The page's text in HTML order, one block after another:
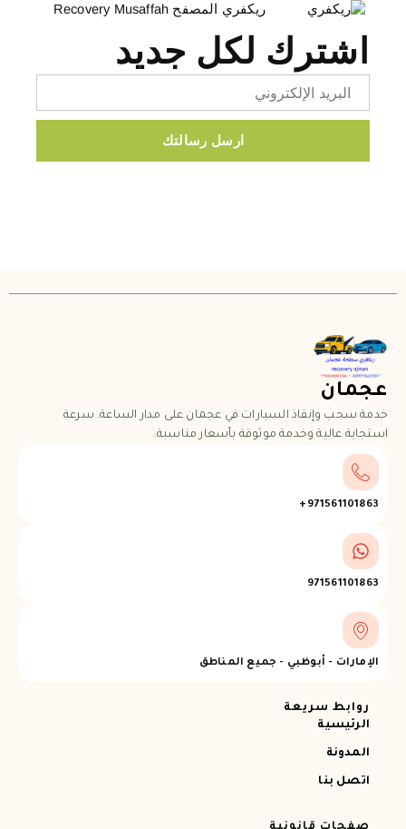
ريكفري المصفح Recovery Musaffah
اشترك لكل جديد
ارسل رسالتك
عجمان
خدمة سحب وإنقاذ السيارات في عجمان على مدار الساعة. سرعة
استجابة عالية وخدمة موثوقة بأسعار مناسبة.
971561101863+
971561101863
الإمارات - أبوظبي - جميع المناطق
روابط سريعة
الرئيسية
المدونة
اتصل بنا